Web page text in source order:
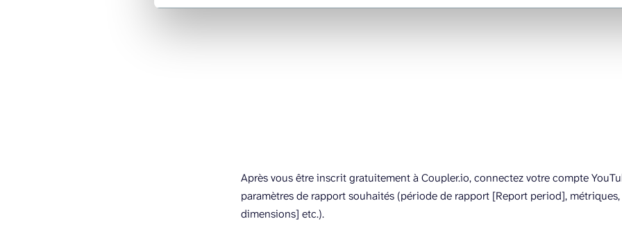
Après vous être inscrit gratuitement à Coupler.io, connectez votre compte
paramètres de rapport souhaités (période de rapport [Report period],
dimensions] etc.).